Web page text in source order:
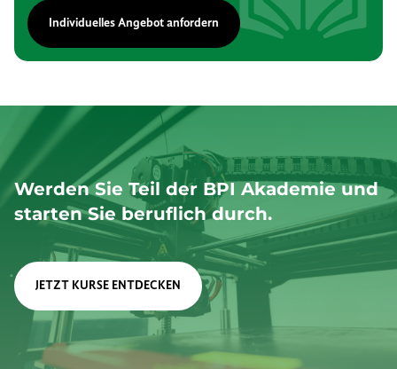
Individuelles Angebot anfordern
Werden Sie Teil der BPI Akademie und
starten Sie beruflich durch.
JETZT KURSE ENTDECKEN